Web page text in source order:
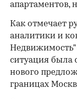
апартаментов,
Как отмечает
аналитики и
Недвижимость"
ситуация была
нового
границах